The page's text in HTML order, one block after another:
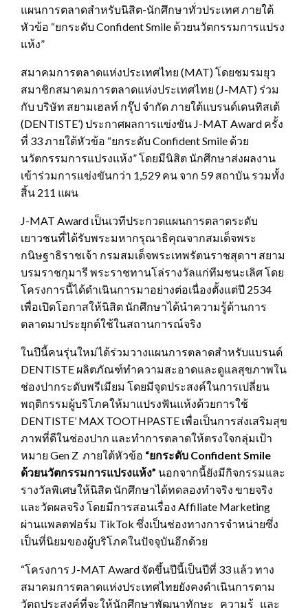
แผนการตลาดสำหรับนิสิต-นักศึกษาทั่วประเทศ ภายใต้
หัวข้อ “ยกระดับ Confident Smile ด้วยนวัตกรรมการแปรง
แห้ง”
สมาคมการตลาดแห่งประเทศไทย (MAT) โดยชมรมยุว
สมาชิกสมาคมการตลาดแห่งประเทศไทย (J-MAT) ร่วม
กับ บริษัท สยามเฮลท์ กรุ๊ป จำกัด ภายใต้แบรนด์เดนทิสเต้
(DENTISTE’) ประกาศผลการแข่งขัน J-MAT Award ครั้ง
ที่ 33 ภายใต้หัวข้อ “ยกระดับ Confident Smile ด้วย
นวัตกรรมการแปรงแห้ง” โดยมีนิสิต นักศึกษาส่งผลงาน
เข้าร่วมการแข่งขันกว่า 1,529 คน จาก 59 สถาบัน รวมทั้ง
สิ้น 211 แผน
J-MAT Award เป็นเวทีประกวดแผนการตลาดระดับ
เยาวชนที่ได้รับพระมหากรุณาธิคุณจากสมเด็จพระ
กนิษฐาธิราชเจ้า กรมสมเด็จพระเทพรัตนราชสุดาฯ สยาม
บรมราชกุมารี พระราชทานโล่รางวัลแก่ทีมชนะเลิศ โดย
โครงการนี้ได้ดำเนินการมาอย่างต่อเนื่องตั้งแต่ปี 2534
เพื่อเปิดโอกาสให้นิสิต นักศึกษาได้นำความรู้ด้านการ
ตลาดมาประยุกต์ใช้ในสถานการณ์จริง
ในปีนี้คนรุ่นใหม่ได้ร่วมวางแผนการตลาดสำหรับแบรนด์
DENTISTE ผลิตภัณฑ์ทำความสะอาดและดูแลสุขภาพใน
ช่องปากระดับพรีเมียม โดยมีจุดประสงค์ในการเปลี่ยน
พฤติกรรมผู้บริโภคให้มาแปรงฟันแห้งด้วยการใช้
DENTISTE’ MAX TOOTHPASTE เพื่อเป็นการส่งเสริมสุข
ภาพที่ดีในช่องปาก และทำการตลาดให้ตรงใจกลุ่มเป้า
หมาย Gen Z ภายใต้หัวข้อ “ยกระดับ Confident Smile
ด้วยนวัตกรรมการแปรงแห้ง” นอกจากนี้ยังมีกิจกรรมและ
รางวัลพิเศษให้นิสิต นักศึกษาได้ทดลองทำจริง ขายจริง
และวัดผลจริง โดยมีการสอนเรื่อง Affiliate Marketing
ผ่านแพลตฟอร์ม TikTok ซึ่งเป็นช่องทางการจำหน่ายซึ่ง
เป็นที่นิยมของผู้บริโภคในปัจจุบันอีกด้วย
“โครงการ J-MAT Award จัดขึ้นปีนี้เป็นปีที่ 33 แล้ว ทาง
สมาคมการตลาดแห่งประเทศไทยยังคงดำเนินการตาม
วัตถุประสงค์ที่จะให้นักศึกษาพัฒนาทักษะ ความรู้ และ